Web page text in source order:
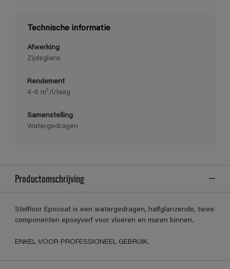
Technische informatie
Afwerking
Zijdeglans
Rendement
4-6 m²/l/laag
Samenstelling
Watergedragen
Productomschrijving
Stelfloor Epocoat is een watergedragen, halfglanzende, twee
componenten epoxyverf voor vloeren en muren binnen.
ENKEL VOOR PROFESSIONEEL GEBRUIK.